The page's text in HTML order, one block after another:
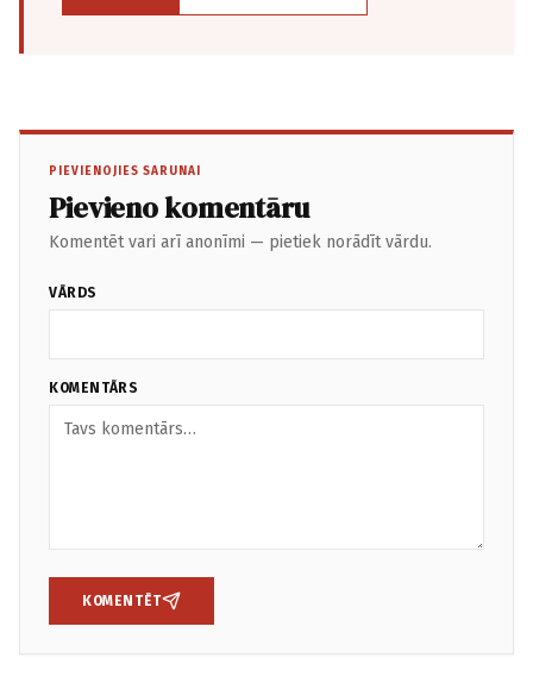
PIEVIENOJIES SARUNAI
Pievieno komentāru
Komentēt vari arī anonīmi — pietiek norādīt vārdu.
VĀRDS
KOMENTĀRS
KOMENTĒT